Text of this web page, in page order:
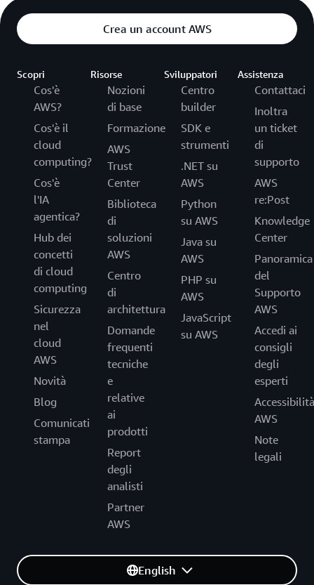
Crea un account AWS
Scopri
Cos'è
AWS?
Cos'è il
cloud
computing?
Cos'è
l'IA
agentica?
Hub dei
concetti
di cloud
computing
Sicurezza
nel
cloud
AWS
Novità
Blog
Comunicati
stampa
Risorse
Nozioni
di base
Formazione
AWS
Trust
Center
Biblioteca
di
soluzioni
AWS
Centro
di
architettura
Domande
frequenti
tecniche
e
relative
ai
prodotti
Report
degli
analisti
Partner
AWS
Sviluppatori
Centro
builder
SDK e
strumenti
.NET su
AWS
Python
su AWS
Java su
AWS
PHP su
AWS
JavaScript
su AWS
Assistenza
Contattaci
Inoltra
un ticket
di
supporto
AWS
re:Post
Knowledge
Center
Panoramica
del
Supporto
AWS
Accedi ai
consigli
degli
esperti
Accessibilità
AWS
Note
legali
English